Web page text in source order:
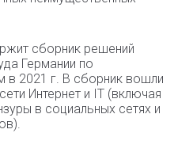
сборник решений
Германии по
в 2021 г. В сборник вошли
Интернет и IT (включая
в социальных сетях и